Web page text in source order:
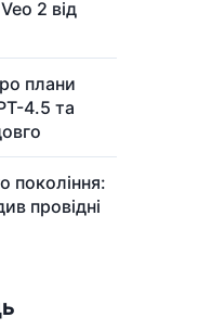
2 від
плани
4.5 та
покоління:
провідні